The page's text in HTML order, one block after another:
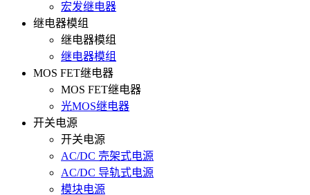
宏发继电器
继电器模组
继电器模组
继电器模组
MOS FET继电器
MOS FET继电器
光MOS继电器
开关电源
开关电源
AC/DC 壳架式电源
AC/DC 导轨式电源
模块电源